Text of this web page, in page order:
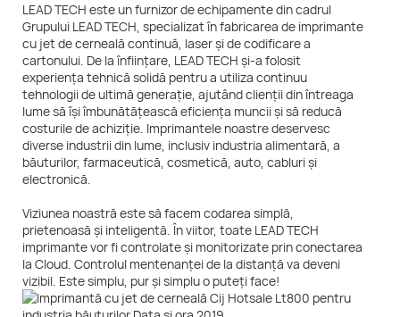
LEAD TECH este un furnizor de echipamente din cadrul
Grupului LEAD TECH, specializat în fabricarea de imprimante
cu jet de cerneală continuă, laser și de codificare a
cartonului. De la înființare, LEAD TECH și-a folosit
experiența tehnică solidă pentru a utiliza continuu
tehnologii de ultimă generație, ajutând clienții din întreaga
lume să își îmbunătățească eficiența muncii și să reducă
costurile de achiziție. Imprimantele noastre deservesc
diverse industrii din lume, inclusiv industria alimentară, a
băuturilor, farmaceutică, cosmetică, auto, cabluri și
electronică.
Viziunea noastră este să facem codarea simplă,
prietenoasă și inteligentă. În viitor, toate LEAD TECH
imprimante vor fi controlate și monitorizate prin conectarea
la Cloud. Controlul mentenanței de la distanță va deveni
vizibil. Este simplu, pur și simplu o puteți face!